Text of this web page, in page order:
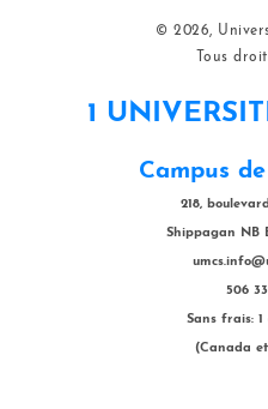
© 2026,
Tous
1
Campus
218,
Shippagan NB
506
Sans frais: 1
(Canada